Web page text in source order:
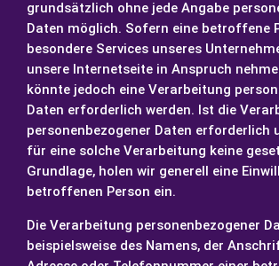
grundsätzlich ohne jede Angabe
Daten möglich. Sofern eine betroffene
besondere Services unseres
unsere Internetseite in Anspruch
könnte jedoch eine Verarbeitung
Daten erforderlich werden. Ist die
personenbezogener Daten erforderlich
für eine solche Verarbeitung keine
Grundlage, holen wir generell eine
betroffenen Person ein.
Die Verarbeitung personenbezogener
beispielsweise des Namens, der